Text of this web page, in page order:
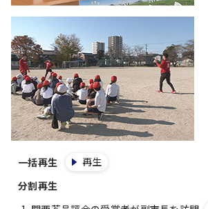
一括再生
再生
分割再生